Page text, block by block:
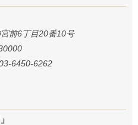
前6丁目20番10号
6450-6262